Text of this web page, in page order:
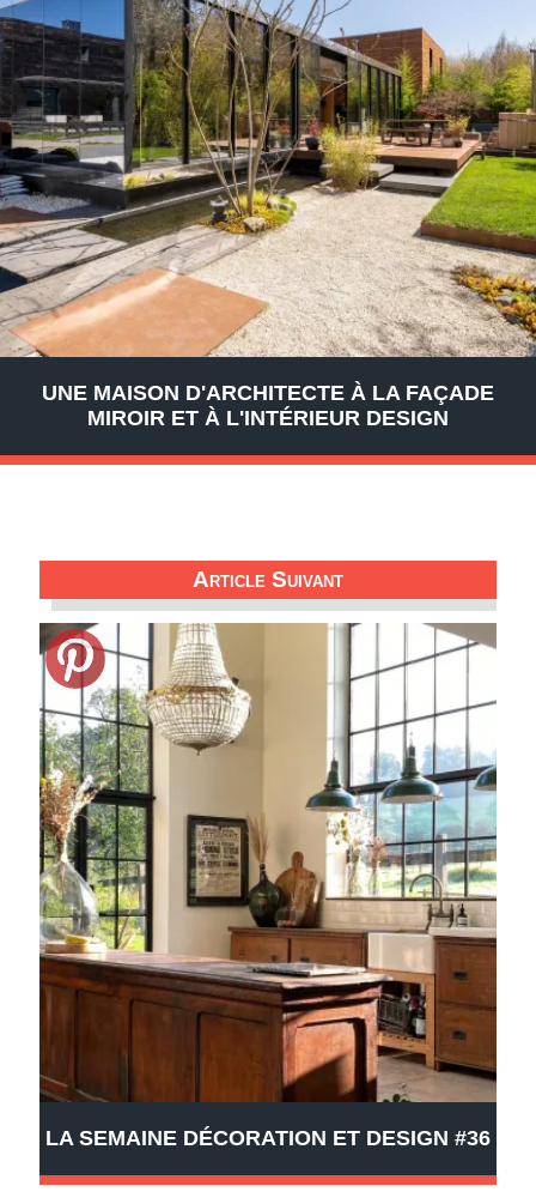
UNE MAISON D'ARCHITECTE À LA FAÇADE
MIROIR ET À L'INTÉRIEUR DESIGN
Article Suivant
LA SEMAINE DÉCORATION ET DESIGN #36